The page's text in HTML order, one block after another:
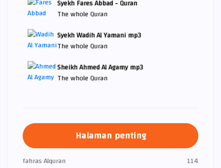
Syekh Fares Abbad - Quran
The whole Quran
Syekh Wadih Al Yamani mp3
The whole Quran
Sheikh Ahmed Al Agamy mp3
The whole Quran
Halaman penting
fahras Alquran
114